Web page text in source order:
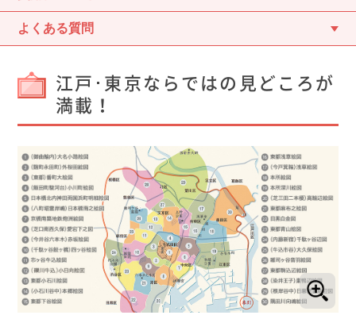
よくある質問
江戸･東京ならではの見どころが
満載！